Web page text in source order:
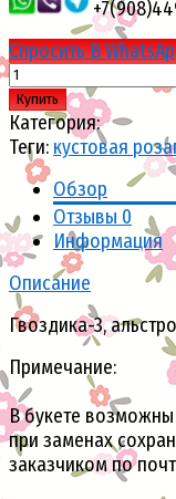
Спросить В
Купить
Категория:
Теги: кустовая роза
Обзор
Отзывы 0
Информация
Описание
Гвоздика-3,
Примечание:
В букете
при заменах
заказчиком по